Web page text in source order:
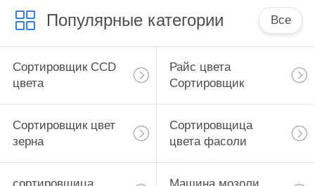
Популярные категории Все
Сортировщик CCD
цвета
Райс цвета
Сортировщик
Сортировщик цвет
зерна
Сортировщица
цвета фасоли